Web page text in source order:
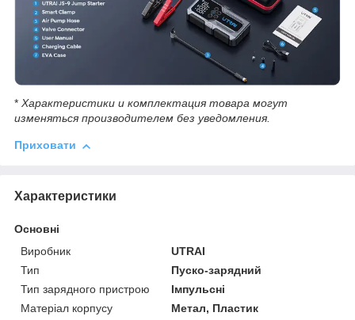
* Характеристики и комплектация товара могут
изменяться производителем без уведомления.
Приховати
Характеристики
Основні
Виробник
UTRAI
Тип
Пуско-зарядний
Тип зарядного пристрою
Імпульсні
Матеріал корпусу
Метал, Пластик